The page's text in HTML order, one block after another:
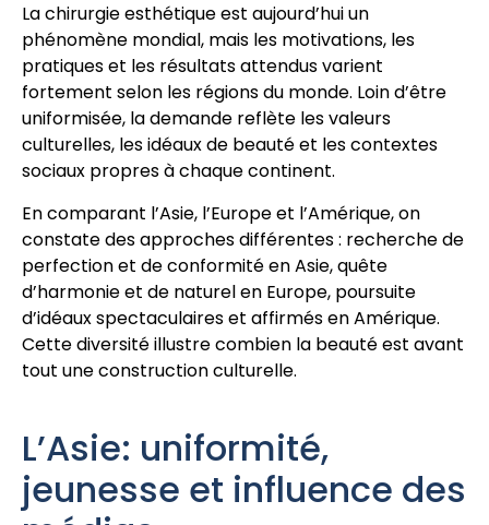
La chirurgie esthétique est aujourd’hui un
phénomène mondial, mais les motivations, les
pratiques et les résultats attendus varient
fortement selon les régions du monde. Loin d’être
uniformisée, la demande reflète les valeurs
culturelles, les idéaux de beauté et les contextes
sociaux propres à chaque continent.
En comparant l’Asie, l’Europe et l’Amérique, on
constate des approches différentes : recherche de
perfection et de conformité en Asie, quête
d’harmonie et de naturel en Europe, poursuite
d’idéaux spectaculaires et affirmés en Amérique.
Cette diversité illustre combien la beauté est avant
tout une construction culturelle.
L’Asie: uniformité,
jeunesse et influence des